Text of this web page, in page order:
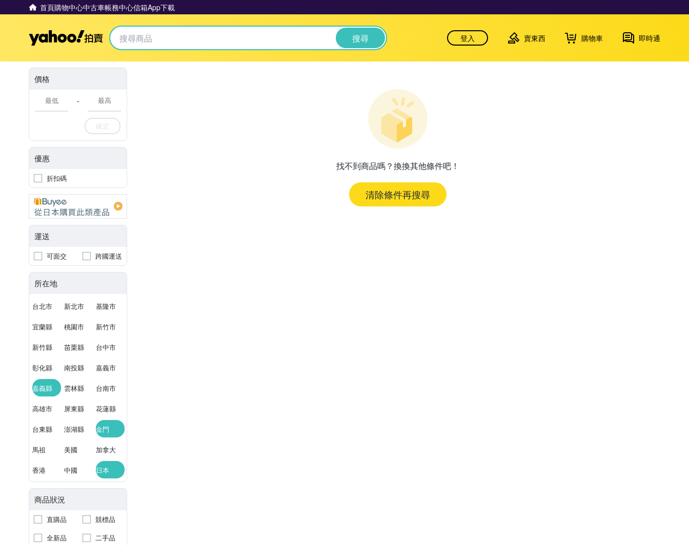
首頁購物中心中古車帳務中心信箱App下載
Yahoo拍賣 搜尋 登入 賣東西 購物車 即時通
價格
-
確定
優惠
折扣碼
運送
可面交 跨國運送
所在地
台北市 新北市 基隆市
宜蘭縣 桃園市 新竹市
新竹縣 苗栗縣 台中市
彰化縣 南投縣 嘉義市
嘉義縣 雲林縣 台南市
高雄市 屏東縣 花蓮縣
台東縣 澎湖縣 金門
馬祖 美國 加拿大
香港 中國 日本
商品狀況
直購品
競標品
全新品
二手品
找不到商品嗎？換換其他條件吧！
清除條件再搜尋